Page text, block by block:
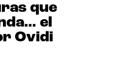
que
el
Ovidi